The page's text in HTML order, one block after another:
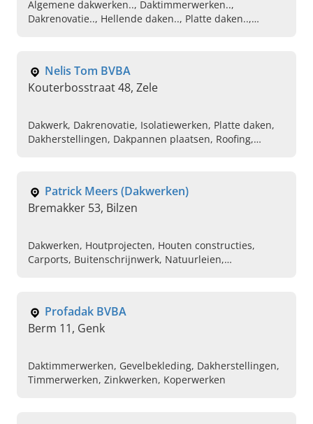
Algemene dakwerken.., Daktimmerwerken..,
Dakrenovatie.., Hellende daken.., Platte daken..,
Nelis Tom BVBA
Kouterbosstraat 48, Zele
Dakwerk, Dakrenovatie, Isolatiewerken, Platte daken,
Dakherstellingen, Dakpannen plaatsen, Roofing,
Patrick Meers (Dakwerken)
Bremakker 53, Bilzen
Dakwerken, Houtprojecten, Houten constructies,
Carports, Buitenschrijnwerk, Natuurleien,
Profadak BVBA
Berm 11, Genk
Daktimmerwerken, Gevelbekleding, Dakherstellingen,
Timmerwerken, Zinkwerken, Koperwerken